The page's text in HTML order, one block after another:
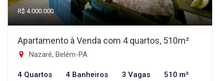
R$ 4.000.000
Apartamento à Venda com 4 quartos, 510m²
Nazaré, Belém-PA
4 Quartos 4 Banheiros 3 Vagas 510 m²